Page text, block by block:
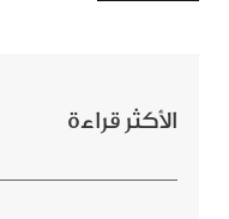
الأكثر قراءة